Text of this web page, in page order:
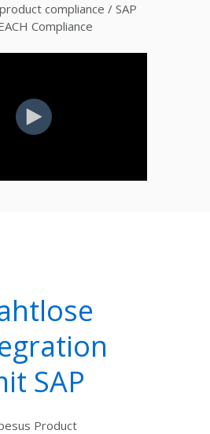
compliance / SAP
Compliance
SAP
Product